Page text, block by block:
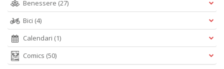
Benessere (27)
Bici (4)
Calendari (1)
Comics (50)